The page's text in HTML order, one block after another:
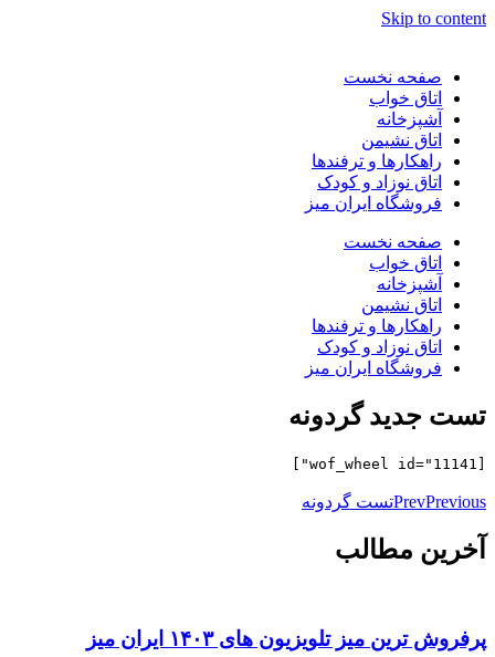
Skip to content
صفحه نخست
اتاق خواب
آشپزخانه
اتاق نشیمن
راهکارها و ترفندها
اتاق نوزاد و کودک
فروشگاه ایران میز
صفحه نخست
اتاق خواب
آشپزخانه
اتاق نشیمن
راهکارها و ترفندها
اتاق نوزاد و کودک
فروشگاه ایران میز
تست جدید گردونه
PrevPrevious تست گردونه
آخرین مطالب
پرفروش ترین میز تلویزیون های ۱۴۰۳ ایران میز